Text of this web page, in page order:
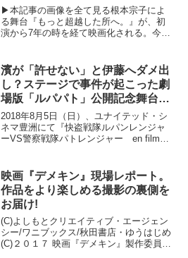
▶︎本記事の画像を全て見る根本宗子によ
る舞台『もっと超越した所へ。』が、初
演から7年の時を経て映画化される。今作
れている。そんなクズ男たちを演じる4人
の男性キャスト...
濱が「許せない」と伊藤へダメ出
し？ステージで事件が起こった劇
場版「ルパパト」公開記念舞台挨
拶
2018年8月5日（日）、ユナイテッド・シ
ネマ豊洲にて『快盗戦隊ルパンレンジャ
ーVS警察戦隊パトレンジャー en film』
え、“あの”泥棒たちがゲストとして登場
し、...
映画『デメキン』現場レポート。
作品をより楽しめる撮影の裏側を
お届け!
(C)よしもとクリエイティブ・エージェン
シー/ワニブックス/秋田書店・ゆうはじめ
(C)２０１７ 映画『デメキン』製作委員会